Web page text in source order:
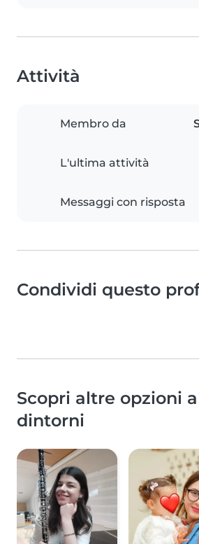
Attività
Membro da
L'ultima attività
Messaggi con risposta
Condividi questo
Scopri altre opzioni
dintorni